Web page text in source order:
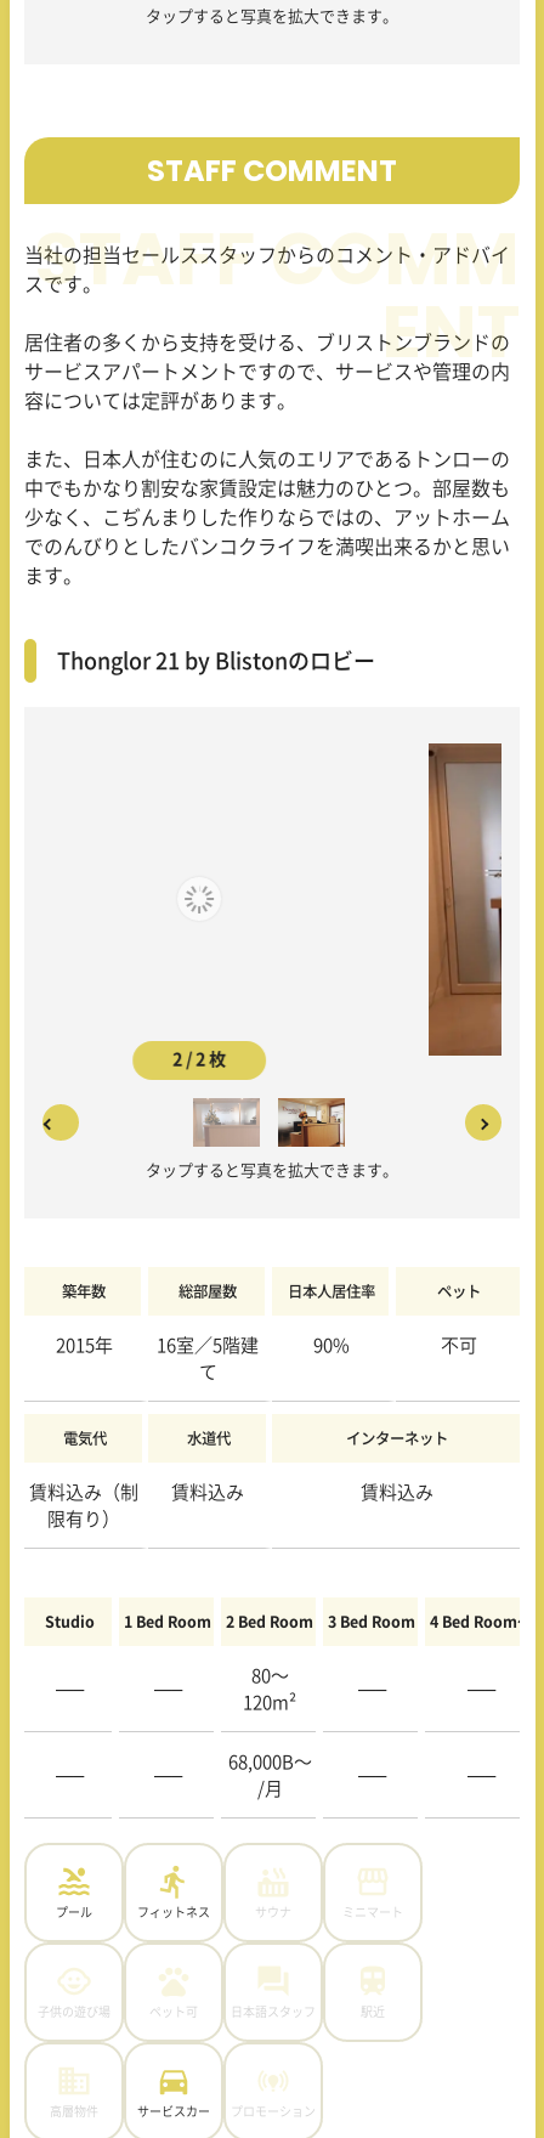
タップすると写真を拡大できます。
STAFF COMMENT
当社の担当セールススタッフからのコメント・アドバイ
スです。
居住者の多くから支持を受ける、ブリストンブランドの
サービスアパートメントですので、サービスや管理の内
容については定評があります。
また、日本人が住むのに人気のエリアであるトンローの
中でもかなり割安な家賃設定は魅力のひとつ。部屋数も
少なく、こぢんまりした作りならではの、アットホーム
でのんびりとしたバンコクライフを満喫出来るかと思い
ます。
Thonglor 21 by Blistonのロビー
2 / 2 枚
タップすると写真を拡大できます。
築年数 総部屋数 日本人居住率 ペット
2015年
16室／5階建
て
90% 不可
電気代 水道代 インターネット
賃料込み（制
限有り）
賃料込み 賃料込み
Studio 1 Bed Room 2 Bed Room 3 Bed Room 4 Bed Room〜
—– —–
80〜
120m²
—– —–
—– —–
68,000B〜
/月
—– —–
プール フィットネス サウナ ミニマート
子供の遊び場 ペット可 日本語スタッフ 駅近
高層物件 サービスカー プロモーション